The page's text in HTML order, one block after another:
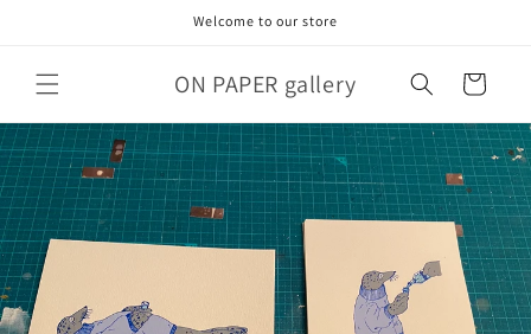
Welcome to our store
ON PAPER gallery
ー